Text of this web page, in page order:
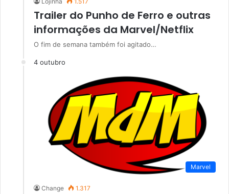
Trailer do Punho de Ferro e outras
informações da Marvel/Netflix
O fim de semana também foi agitado…
4 outubro
Marvel
Change 1.317